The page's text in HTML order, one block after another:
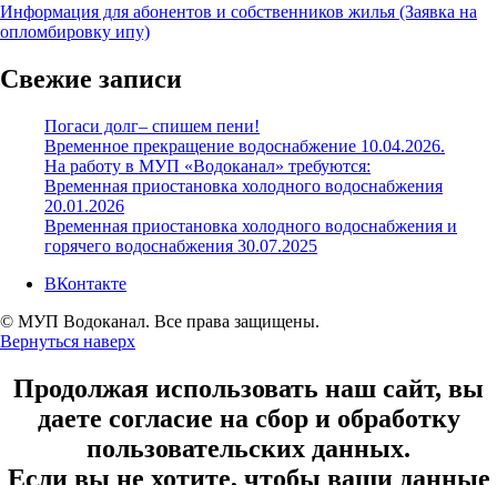
Информация для абонентов и собственников жилья (Заявка на
опломбировку ипу)
Свежие записи
Погаси долг– спишем пени!
Временное прекращение водоснабжение 10.04.2026.
На работу в МУП «Водоканал» требуются:
Временная приостановка холодного водоснабжения
20.01.2026
Временная приостановка холодного водоснабжения и
горячего водоснабжения 30.07.2025
ВКонтакте
© МУП Водоканал. Все права защищены.
Вернуться наверх
Продолжая использовать наш сайт, вы
даете согласие на сбор и обработку
пользовательских данных.
Если вы не хотите, чтобы ваши данные